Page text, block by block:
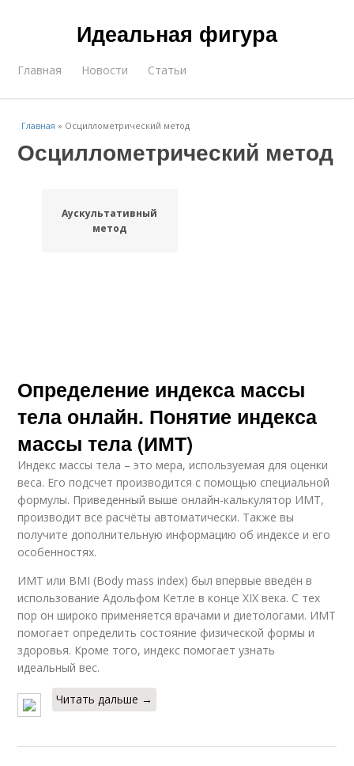
Идеальная фигура
Главная Новости Статьи
Главная » Осциллометрический метод
Осциллометрический метод
Аускультативный
метод
Определение индекса массы
тела онлайн. Понятие индекса
массы тела (ИМТ)
Индекс массы тела – это мера, используемая для оценки
веса. Его подсчет производится с помощью специальной
формулы. Приведенный выше онлайн-калькулятор ИМТ,
производит все расчёты автоматически. Также вы
получите дополнительную информацию об индексе и его
особенностях.
ИМТ или BMI (Body mass index) был впервые введён в
использование Адольфом Кетле в конце XIX века. С тех
пор он широко применяется врачами и диетологами. ИМТ
помогает определить состояние физической формы и
здоровья. Кроме того, индекс помогает узнать
идеальный вес.
Читать дальше →